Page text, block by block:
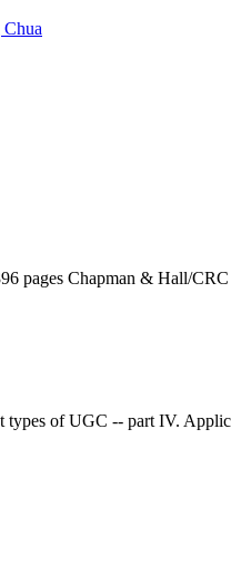
pages Chapman & Hall/
of UGC -- part IV.